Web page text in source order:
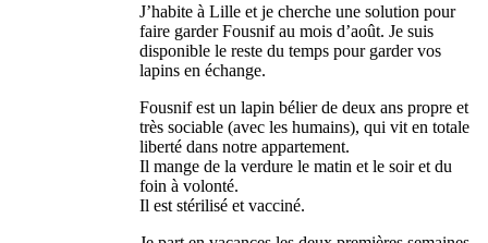
J’habite à Lille et je cherche une solution pour
faire garder Fousnif au mois d’août. Je suis
disponible le reste du temps pour garder vos
lapins en échange.
Fousnif est un lapin bélier de deux ans propre et
très sociable (avec les humains), qui vit en totale
liberté dans notre appartement.
Il mange de la verdure le matin et le soir et du
foin à volonté.
Il est stérilisé et vacciné.